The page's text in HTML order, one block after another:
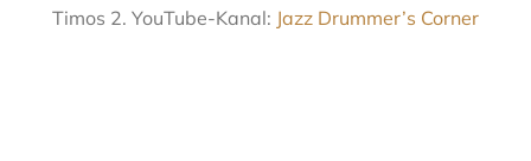
Timos 2. YouTube-Kanal: Jazz Drummer’s Corner